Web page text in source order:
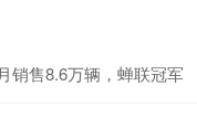
销售8.6万辆，蝉联冠军